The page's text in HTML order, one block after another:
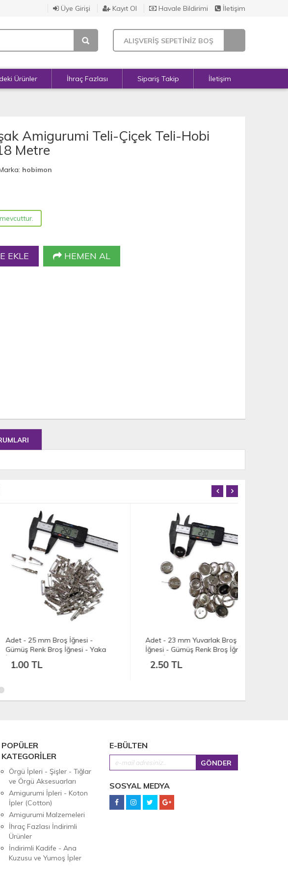
Üye Girişi Kayıt Ol Havale Bildirimi İletişim
ALIŞVERİŞ SEPETİNİZ BOŞ
Ürünler İhraç Fazlası Sipariş Takip İletişim
Amigurumi Teli-Çiçek Teli-Hobi
Metre
hobimon
EKLE HEMEN AL
mm Broş İğnesi -
Broş İğnesi - Yaka
Adet - 23 mm Yuvarlak Broş
İğnesi - Gümüş Renk Broş İğnesi -
POPÜLER
KATEGORİLER
Örgü İpleri - Şişler - Tığlar
ve Örgü Aksesuarları
Amigurumi İpleri - Koton
İpler (Cotton)
Amigurumi Malzemeleri
İhraç Fazlası İndirimli
Ürünler
İndirimli Kadife - Ana
Kuzusu ve Yumoş İpler
E-BÜLTEN
SOSYAL MEDYA